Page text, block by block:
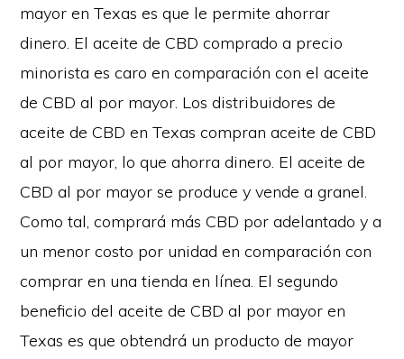
mayor en Texas es que le permite ahorrar
dinero. El aceite de CBD comprado a precio
minorista es caro en comparación con el aceite
de CBD al por mayor. Los distribuidores de
aceite de CBD en Texas compran aceite de CBD
al por mayor, lo que ahorra dinero. El aceite de
CBD al por mayor se produce y vende a granel.
Como tal, comprará más CBD por adelantado y a
un menor costo por unidad en comparación con
comprar en una tienda en línea. El segundo
beneficio del aceite de CBD al por mayor en
Texas es que obtendrá un producto de mayor